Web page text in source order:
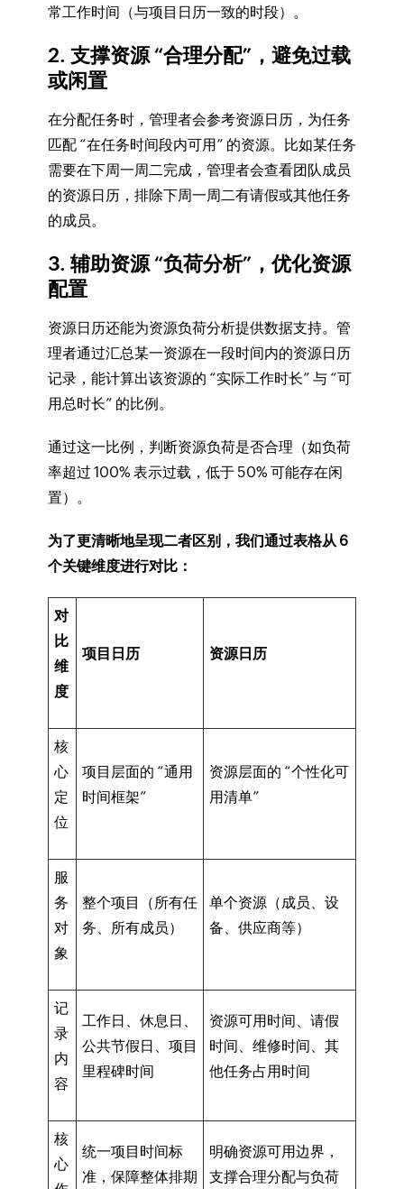
常工作时间（与项目日历一致的时段）。
2. 支撑资源 “合理分配”，避免过载
或闲置
在分配任务时，管理者会参考资源日历，为任务
匹配 “在任务时间段内可用” 的资源。比如某任务
需要在下周一周二完成，管理者会查看团队成员
的资源日历，排除下周一周二有请假或其他任务
的成员。
3. 辅助资源 “负荷分析”，优化资源
配置
资源日历还能为资源负荷分析提供数据支持。管
理者通过汇总某一资源在一段时间内的资源日历
记录，能计算出该资源的 “实际工作时长” 与 “可
用总时长” 的比例。
通过这一比例，判断资源负荷是否合理（如负荷
率超过 100% 表示过载，低于 50% 可能存在闲
置）。
为了更清晰地呈现二者区别，我们通过表格从 6
个关键维度进行对比：
对
比
维
度
项目日历 资源日历
核
心
定
位
项目层面的 “通用
时间框架”
资源层面的 “个性化可
用清单”
服
务
对
象
整个项目（所有任
务、所有成员）
单个资源（成员、设
备、供应商等）
记
录
内
容
工作日、休息日、
公共节假日、项目
里程碑时间
资源可用时间、请假
时间、维修时间、其
他任务占用时间
核
心
统一项目时间标
准，保障整体排期
明确资源可用边界，
支撑合理分配与负荷